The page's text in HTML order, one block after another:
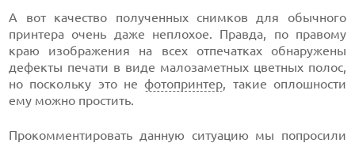
А вот качество полученных снимков для обычного
принтера очень даже неплохое. Правда, по правому
краю изображения на всех отпечатках обнаружены
дефекты печати в виде малозаметных цветных полос,
но поскольку это нефотопринтер, такие оплошности
ему можно простить.
Прокомментировать данную ситуацию мы попросили